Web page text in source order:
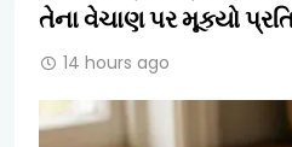
તેના વેચાણ પર મૂક્યો
14 hours ago